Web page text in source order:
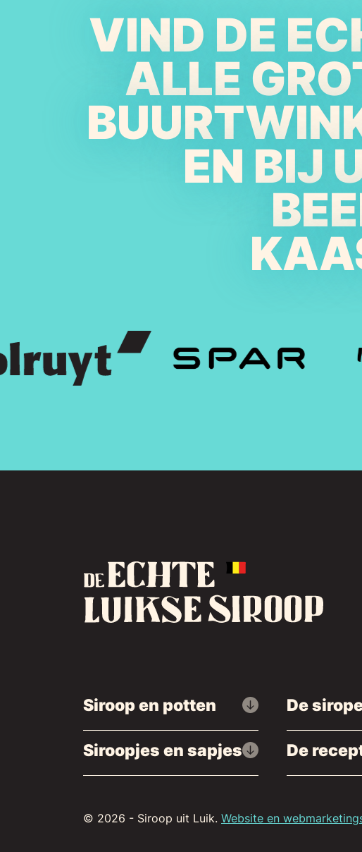
VIND DE
ALLE
EN BIJ
Siroop en potten
Siroopjes en sapjes
De
De
© 2026 - Siroop uit Luik. Website en